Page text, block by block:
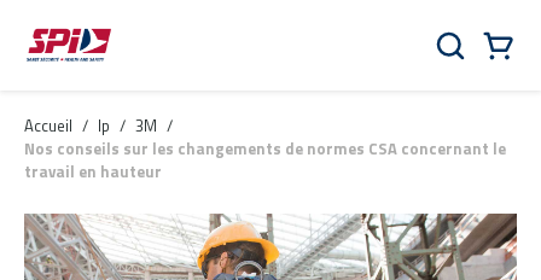
Aller au contenu principal
Skip to menu
Skip to footer
Rechercher
Accueil / lp / 3M /
Nos conseils sur les changements de normes CSA concernant le
travail en hauteur